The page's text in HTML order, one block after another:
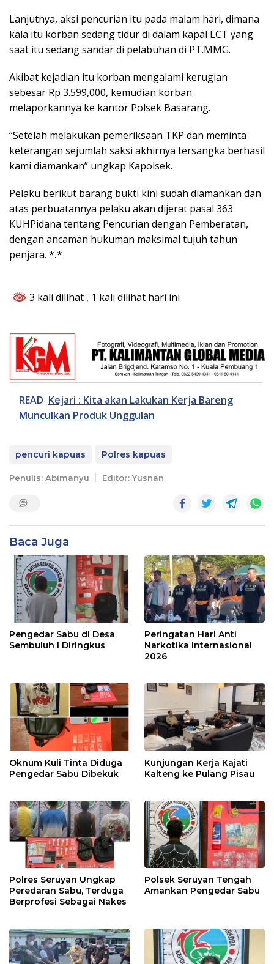
Lanjutnya, aksi pencurian itu pada malam hari, dimana
kala itu korban sedang tidur di dalam kapal LCT yang
saat itu sedang sandar di pelabuhan di PT.MMG.
Akibat kejadian itu korban mengalami kerugian
sebesar Rp 3.599,000, kemudian korban
melaporkannya ke kantor Polsek Basarang.
“Setelah melakukan pemeriksaan TKP dan meminta
keterangan sejumlah saksi akhirnya tersangka berhasil
kami diamankan” ungkap Kapolsek.
Pelaku berikut barang bukti kini sudah diamankan dan
atas perbuatannya pelaku akan dijerat pasal 363
KUHPidana tentang Pencurian dengan Pemberatan,
dengan ancaman hukuman maksimal tujuh tahun
penjara. *.*
3 kali dilihat , 1 kali dilihat hari ini
READ Kejari : Kita akan Lakukan Kerja Bareng
Munculkan Produk Unggulan
pencuri kapuas Polres kapuas
Penulis: Abimanyu Editor: Yusnan
Baca Juga
Pengedar Sabu di Desa
Sembuluh I Diringkus
Peringatan Hari Anti
Narkotika Internasional
2026
Oknum Kuli Tinta Diduga
Pengedar Sabu Dibekuk
Kunjungan Kerja Kajati
Kalteng ke Pulang Pisau
Polres Seruyan Ungkap
Peredaran Sabu, Terduga
Berprofesi Sebagai Nakes
Polsek Seruyan Tengah
Amankan Pengedar Sabu